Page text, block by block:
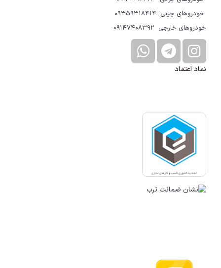
خودروهای چینی 09359318414
خودروهای خارجی 09147408392
نماد اعتماد